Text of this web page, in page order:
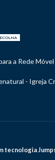
a Rede
- Igreja
tecnologia